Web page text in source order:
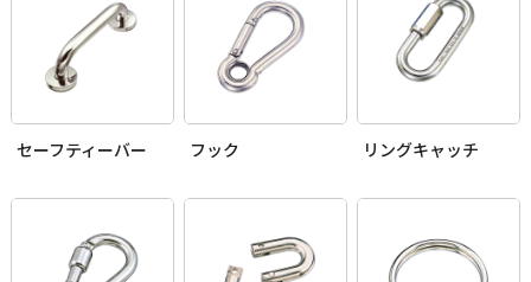
セーフティーバー フック リングキャッチ